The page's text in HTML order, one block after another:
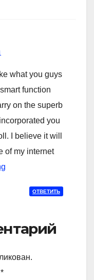
what you guys
function
on the superb
you
I believe it will
of my internet
ОТВЕТИТЬ
*